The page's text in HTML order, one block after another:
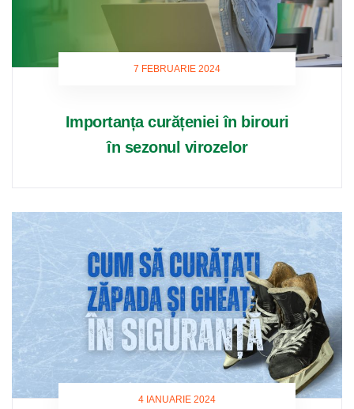
7 FEBRUARIE 2024
Importanța curățeniei în birouri
în sezonul virozelor
4 IANUARIE 2024